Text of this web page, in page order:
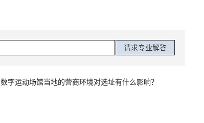
数字运动场馆当地的营商环境对选址有什么影响？